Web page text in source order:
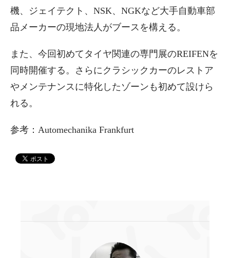
機、ジェイテクト、NSK、NGKなど大手自動車部
品メーカーの現地法人がブースを構える。
また、今回初めてタイヤ関連の専門展のREIFENを
同時開催する。さらにクラシックカーのレストア
やメンテナンスに特化したゾーンも初めて設けら
れる。
参考：Automechanika Frankfurt